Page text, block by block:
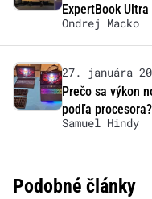
ExpertBook
Ondrej Macko
27. januára
Prečo sa výkon
podľa procesora?
Samuel Hindy
Podobné články